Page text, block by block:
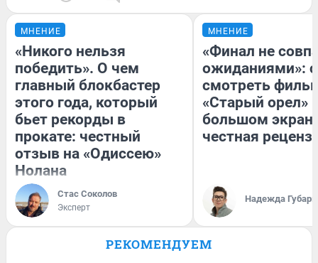
МНЕНИЕ
«Никого нельзя
победить». О чем
главный блокбастер
этого года, который
бьет рекорды в
прокате: честный
отзыв на «Одиссею»
Нолана
Стас Соколов
Эксперт
МНЕНИЕ
«Финал не
ожиданиями»:
смотреть
«Старый орел»
большом
честная
Надежда Губарь
РЕКОМЕНДУЕМ